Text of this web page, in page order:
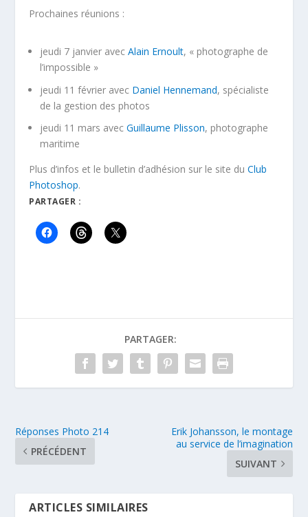
Prochaines réunions :
jeudi 7 janvier avecAlain Ernoult, « photographe de
l’impossible »
jeudi 11 février avec Daniel Hennemand, spécialiste
de la gestion des photos
jeudi 11 mars avecGuillaume Plisson, photographe
maritime
Plus d’infos et le bulletin d’adhésion sur le site duClub
Photoshop.
PARTAGER :
PARTAGER:
Réponses Photo 214
PRÉCÉDENT
Erik Johansson, le montage
au service de l’imagination
SUIVANT
ARTICLES SIMILAIRES